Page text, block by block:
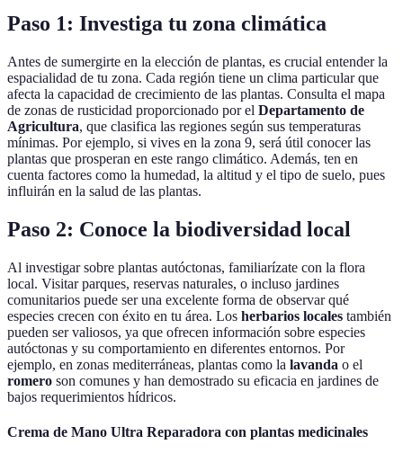
Paso 1: Investiga tu zona climática
Antes de sumergirte en la elección de plantas, es crucial entender la
espacialidad de tu zona. Cada región tiene un clima particular que
afecta la capacidad de crecimiento de las plantas. Consulta el mapa
de zonas de rusticidad proporcionado por el Departamento de
Agricultura, que clasifica las regiones según sus temperaturas
mínimas. Por ejemplo, si vives en la zona 9, será útil conocer las
plantas que prosperan en este rango climático. Además, ten en
cuenta factores como la humedad, la altitud y el tipo de suelo, pues
influirán en la salud de las plantas.
Paso 2: Conoce la biodiversidad local
Al investigar sobre plantas autóctonas, familiarízate con la flora
local. Visitar parques, reservas naturales, o incluso jardines
comunitarios puede ser una excelente forma de observar qué
especies crecen con éxito en tu área. Los herbarios locales también
pueden ser valiosos, ya que ofrecen información sobre especies
autóctonas y su comportamiento en diferentes entornos. Por
ejemplo, en zonas mediterráneas, plantas como la lavanda o el
romero son comunes y han demostrado su eficacia en jardines de
bajos requerimientos hídricos.
Crema de Mano Ultra Reparadora con plantas medicinales